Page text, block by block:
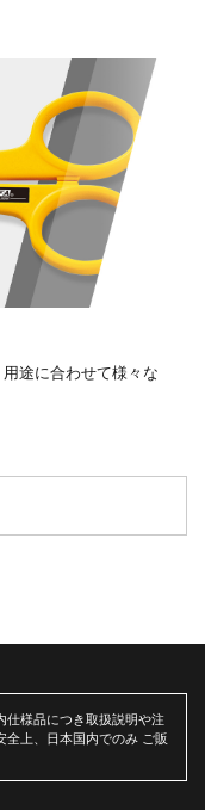
途に合わせて様々な
仕様品につき取扱説明や注
全上、日本国内でのみ ご販